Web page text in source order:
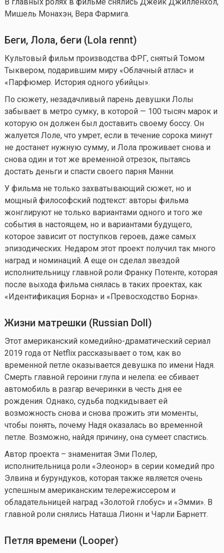
Мишель Монахэн, Вера Фармига.
Беги, Лола, беги (Lola rennt)
Культовый фильм производства ФРГ, снятый Томом
Тыквером, подарившим миру «Облачный атлас» и
«Парфюмер. История одного убийцы».
По сюжету, незадачливый парень девушки Лолы
забывает в метро сумку, в которой — 100 тысяч марок и
которую он должен был доставить своему боссу. Он
жалуется Лоле, что умрет, если в течение сорока минут
не достанет нужную сумму, и Лола проживает снова и
снова один и тот же временной отрезок, пытаясь
достать деньги и спасти своего парня Манни.
У фильма не только захватывающий сюжет, но и
мощный философский подтекст: авторы фильма
жонглируют не только вариантами одного и того же
события в настоящем, но и вариантами будущего,
которое зависит от поступков героев, даже самых
эпизодических. Недаром этот проект получил так много
наград и номинаций. А еще он сделал звездой
исполнительницу главной роли Франку Потенте, которая
после выхода фильма снялась в таких проектах, как
«Идентификация Борна» и «Превосходство Борна».
Жизни матрешки (Russian Doll)
Этот американский комедийно-драматический сериал
2019 года от Netflix рассказывает о том, как во
временной петле оказывается девушка по имени Надя.
Смерть главной героини глупа и нелепа: ее сбивает
автомобиль в разгар вечеринки в честь дня ее
рождения. Однако, судьба подкидывает ей
возможность снова и снова прожить эти моменты,
чтобы понять, почему Надя оказалась во временной
петле. Возможно, найдя причину, она сумеет спастись.
Автор проекта – знаменитая Эми Полер,
исполнительница роли «Элеонор» в серии комедий про
Элвина и бурундуков, которая также является очень
успешным американским телережиссером и
обладательницей наград «Золотой глобус» и «Эмми». В
главной роли снялись Наташа Лионн и Чарли Барнетт.
Петля времени (Looper)